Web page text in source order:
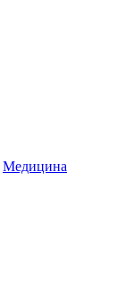
Медицина